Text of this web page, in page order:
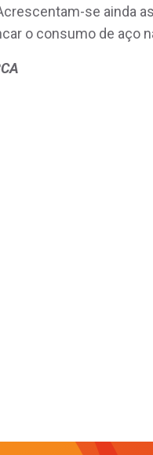
se ainda
o consumo de aço